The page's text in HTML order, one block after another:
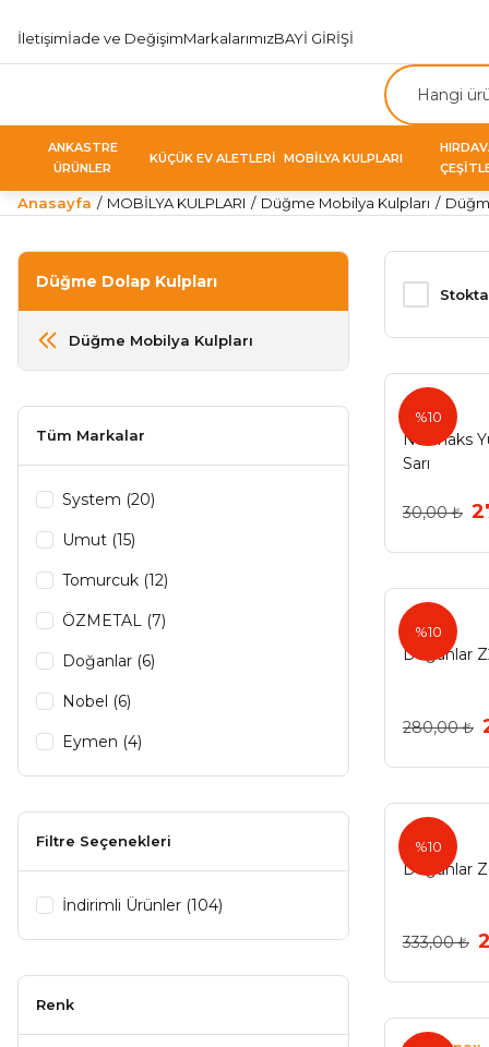
İletişimİade ve DeğişimMarkalarımızBAYİ GİRİŞİ
ANKASTRE
ÜRÜNLER
KÜÇÜK EV ALETLERİ MOBİLYA KULPLARI
Anasayfa MOBİLYA KULPLARI Düğme Mobilya Kulpları
Düğme Dolap Kulpları
Düğme Mobilya Kulpları
Tüm Markalar
System (20)
Umut (15)
Tomurcuk (12)
ÖZMETAL (7)
Doğanlar (6)
Nobel (6)
Eymen (4)
Emaks (3)
Metax (2)
Afra (1)
Filtre Seçenekleri
İndirimli Ürünler (104)
Renk
%10
Nurmaks
Sarı
30,00 ₺
%10
Doğanlar
280,00 ₺
%10
Doğanlar
333,00 ₺